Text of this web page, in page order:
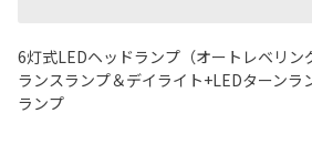
6灯式LEDヘッドランプ（オートレベリン
ランスランプ＆デイライト+LEDターンラ
ランプ